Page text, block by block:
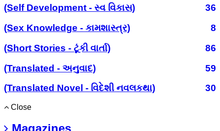
(Self Development - સ્વ વિકાસ)
36
(Sex Knowledge - કામશાસ્ત્ર)
8
(Short Stories - ટૂંકી વાર્તા)
86
(Translated - અનુવાદ)
59
(Translated Novel - વિદેશી નવલકથા)
30
Close
Magazines